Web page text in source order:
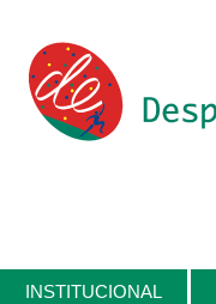
INSTITUCIONAL